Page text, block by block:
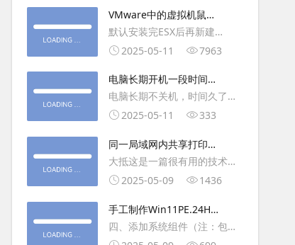
名文件4、完最低
平台：WindowsX64界面语
言：英语/匈牙利/匈牙利/越南/
荷兰/印尼/西班牙/西班牙语/意
大利
VMware中的虚拟机鼠标
移动缓慢,VMware虚拟机
卡顿慢,鼠标移动卡顿问题
默认安装完ESX后再新建
WINDOWS虚拟主机，如
操作虚拟主机，鼠标会非常
钝，这是因为虚拟机没有鼠标
驱动，通过安装vmwaretool后
就可以解决此问
2025-05-11 7963
电脑长期开机一段时间就
卡顿怎么处理
电脑长期不关机，时间久了就
会一直卡，CPU和内存都没占
久，打开任务管理器5秒钟。一
般重启下电脑就可以了或重启
下资源管理器(explorer.exe进
程).
2025-05-11 333
同一局域网内共享打印机
的连接及相关问题解决方
法
大抵这是一篇很有用的技术教
程文章吧！涉及的内容普遍而
不自觉地点赞收藏吧~包含内容
有：共享前的准备工作在设置
2025-05-09 1436
手工制作Win11PE.24H2
LTSC2024详细教程2
四、添加系统组件（注：包含